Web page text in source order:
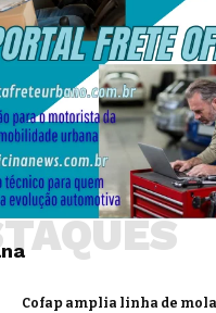
Cofap amplia linha de